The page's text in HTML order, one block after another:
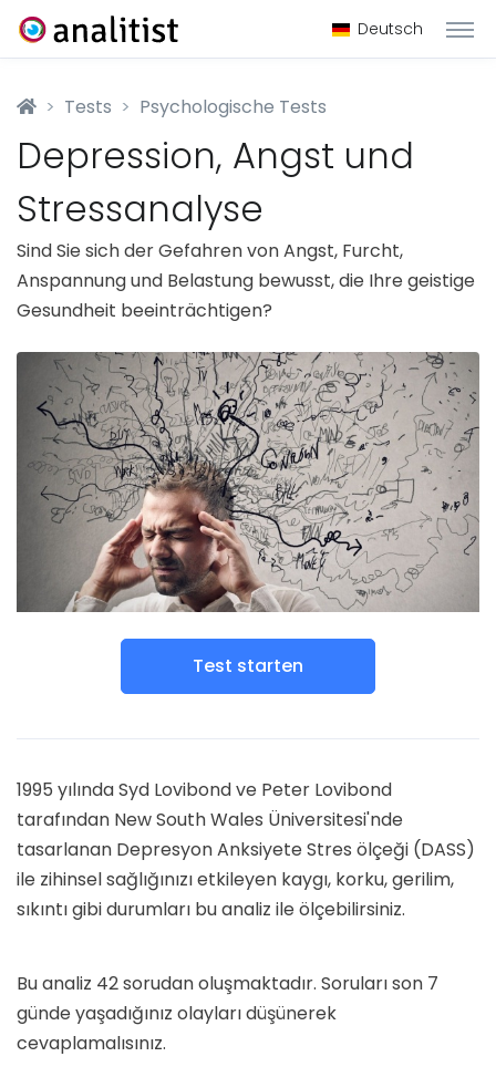
Deutsch
Tests Psychologische Tests
Depression, Angst und
Stressanalyse
Sind Sie sich der Gefahren von Angst, Furcht,
Anspannung und Belastung bewusst, die Ihre geistige
Gesundheit beeinträchtigen?
Test starten
1995 yılında Syd Lovibond ve Peter Lovibond
tarafından New South Wales Üniversitesi'nde
tasarlanan Depresyon Anksiyete Stres ölçeği (DASS)
ile zihinsel sağlığınızı etkileyen kaygı, korku, gerilim,
sıkıntı gibi durumları bu analiz ile ölçebilirsiniz.
Bu analiz 42 sorudan oluşmaktadır. Soruları son 7
günde yaşadığınız olayları düşünerek
cevaplamalısınız.